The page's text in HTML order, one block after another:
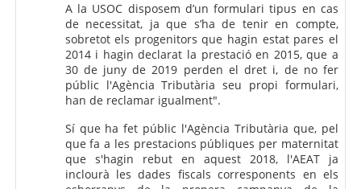
A la USOC disposem d’un formulari tipus en cas
de necessitat, ja que s’ha de tenir en compte,
sobretot els progenitors que hagin estat pares el
2014 i hagin declarat la prestació en 2015, que a
30 de juny de 2019 perden el dret i, de no fer
públic l'Agència Tributària seu propi formulari,
han de reclamar igualment".
Sí que ha fet públic l'Agència Tributària que, pel
que fa a les prestacions públiques per maternitat
que s'hagin rebut en aquest 2018, l'AEAT ja
inclourà les dades fiscals corresponents en els